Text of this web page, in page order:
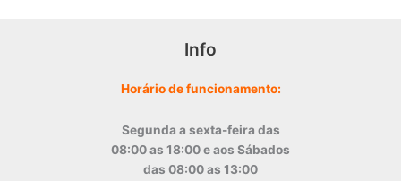
Info
Horário de funcionamento:
Segunda a sexta-feira das
08:00 as 18:00 e aos Sábados
das 08:00 as 13:00